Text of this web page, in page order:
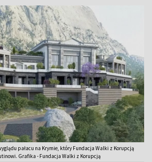
pałacu na Krymie, który Fundacja Walki z Korupcją
Grafika - Fundacja Walki z Korupcją